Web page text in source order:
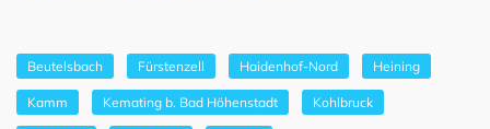
Beutelsbach Fürstenzell Haidenhof-Nord Heining
Kamm Kemating b. Bad Höhenstadt Kohlbruck